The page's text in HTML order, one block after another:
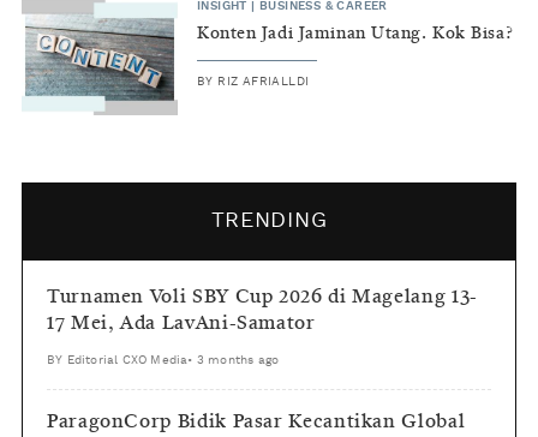
INSIGHT BUSINESS & CAREER
Konten Jadi Jaminan Utang. Kok Bisa?
BY RIZ AFRIALLDI
TRENDING
Turnamen Voli SBY Cup 2026 di Magelang 13-
17 Mei, Ada LavAni-Samator
BY Editorial CXO Media • 3 months ago
ParagonCorp Bidik Pasar Kecantikan Global